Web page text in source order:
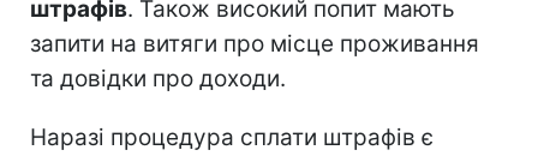
штрафів. Також високий попит мають
запити на витяги про місце проживання
та довідки про доходи.
Наразі процедура сплати штрафів є